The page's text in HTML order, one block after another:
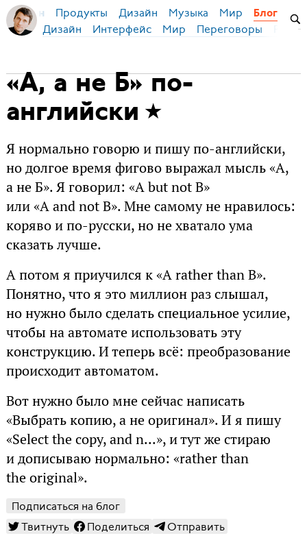
Бирман Продукты Дизайн Музыка Мир Блог
Дизайн Интерфейс Мир Переговоры
«А, а не Б» по-
английски
Я нормально говорю и пишу по-английски,
но долгое время фигово выражал мысль «А,
а не Б». Я говорил: «A but not B»
или «A and not B». Мне самому не нравилось:
коряво и по-русски, но не хватало ума
сказать лучше.
А потом я приучился к «A rather than B».
Понятно, что я это миллион раз слышал,
но нужно было сделать специальное усилие,
чтобы на автомате использовать эту
конструкцию. И теперь всё: преобразование
происходит автоматом.
Вот нужно было мне сейчас написать
«Выбрать копию, а не оригинал». И я пишу
«Select the copy, and n...», и тут же стираю
и дописываю нормально: «rather than
the original».
Подписаться на блог
Твитнуть
Поделиться Отправить